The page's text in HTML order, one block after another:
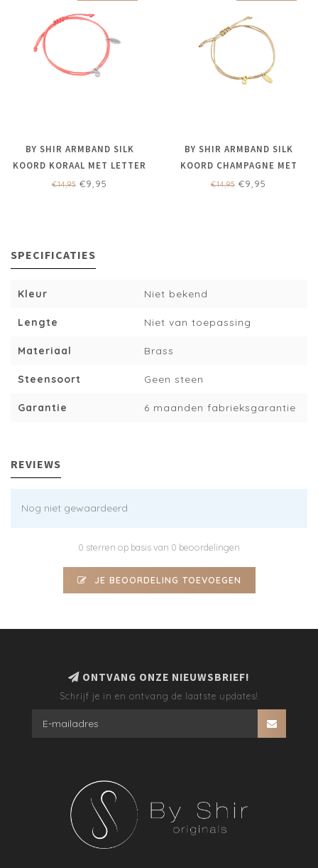
BY SHIR ARMBAND SILK
KOORD KORAAL MET LETTER
EDELSTAAL
€14,95 €9,95
BY SHIR ARMBAND SILK
KOORD CHAMPAGNE MET
LETTER EDELSTAAL
€14,95 €9,95
SPECIFICATIES
Kleur Niet bekend
Lengte Niet van toepassing
Materiaal Brass
Steensoort Geen steen
Garantie 6 maanden fabrieksgarantie
REVIEWS
Nog niet gewaardeerd
0 sterren op basis van 0 beoordelingen
JE BEOORDELING TOEVOEGEN
ONTVANG ONZE NIEUWSBRIEF!
Schrijf je in en ontvang de laatste updates!